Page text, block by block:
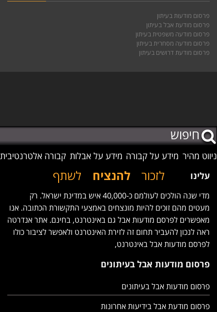
פרסום מודעות בעיתון
פרסום מודעת אבל בעיתון
פרסום מודעה משפטית בעיתון
פרסום מודעה מסחרית בעיתון
פרסום מודעת דרושים בעיתון
ניווט מהיר מידע על קבורה מידע על אבלות קבורה אלטרנטיבית
לזכור להנציח לשתף עלינו
מדי שנה הולכים לעולמם כ-40,000 איש במדינת ישראל. רק
מעטים מהם זוכים להיות מונצחים באמצעי התקשורת הכתובה. אנו
מאפשרים לפרסם מודעות אבל גם באינטרנט, בחינם. אתר אנדרטה
ראה לנכון להעביר תחום זה לזירת האינטרנט ולאפשר לציבור כולו
לפרסם מודעות אבל באינטרנט,
פרסום מודעות אבל בעיתונים
פרסום מודעות אבל בעיתונים
פרסום מודעת אבל בידיעות אחרונות